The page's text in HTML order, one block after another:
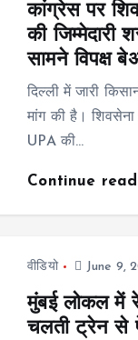
कांग्रेस पर
की जिम्मेदारी
सामने विपक्ष
दिल्ली में जारी
मांग की है।
UPA की…
Continue
वीडियो June 9,
मुंबई लोकल में
चलती ट्रेन से